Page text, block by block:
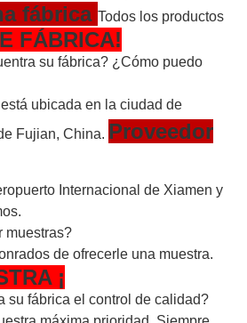
fábrica Todos los productos
FÁBRICA!
su fábrica? ¿Cómo puedo
ubicada en la ciudad de
Fujian, China. Proveedor
Internacional de Xiamen y
muestras?
de ofrecerle una muestra.
¡
su fábrica el control de calidad?